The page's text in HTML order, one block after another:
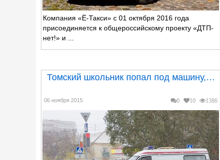
Компания «Ё-Такси» с 01 октября 2016 года
присоединяется к общероссийскому проекту «ДТП-
нет!» и ...
Томский школьник попал под машину,…
0 10 1386
06 ноября 2015